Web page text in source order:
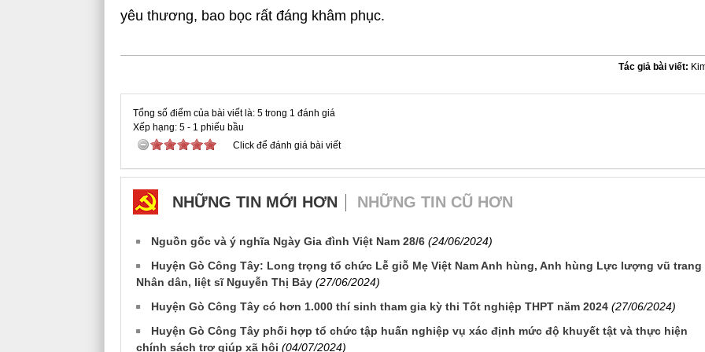
yêu thương, bao bọc rất đáng khâm phục.
Tác giả bài viết:
Tổng số điểm của bài viết là: 5 trong 1 đánh giá
Xếp hạng: 5 - 1 phiếu bầu
Click để đánh giá bài viết
NHỮNG TIN MỚI HƠN NHỮNG TIN CŨ HƠN
Nguồn gốc và ý nghĩa Ngày Gia đình Việt Nam 28/6 (24/06/2024)
Huyện Gò Công Tây: Long trọng tổ chức Lễ giỗ Mẹ Việt Nam Anh hùng, Anh hùng Lực lượng vũ trang
Nhân dân, liệt sĩ Nguyễn Thị Bảy (27/06/2024)
Huyện Gò Công Tây có hơn 1.000 thí sinh tham gia kỳ thi Tốt nghiệp THPT năm 2024 (27/06/2024)
Huyện Gò Công Tây phối hợp tổ chức tập huấn nghiệp vụ xác định mức độ khuyết tật và thực hiện
chính sách trợ giúp xã hội (04/07/2024)